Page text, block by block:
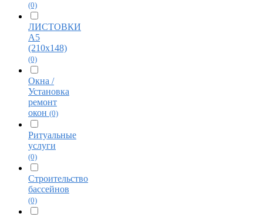
(0)
ЛИСТОВКИ
А5
(210х148)
(0)
Окна /
Установка
ремонт
окон (0)
Ритуальные
услуги
(0)
Строительство
бассейнов
(0)